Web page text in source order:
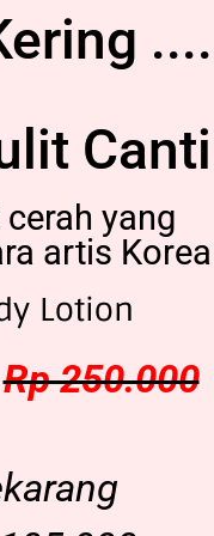
....
yang
artis Korea
Lotion
Rp 250.000